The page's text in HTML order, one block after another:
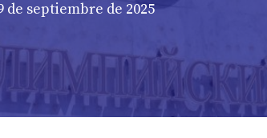
de septiembre de 2025